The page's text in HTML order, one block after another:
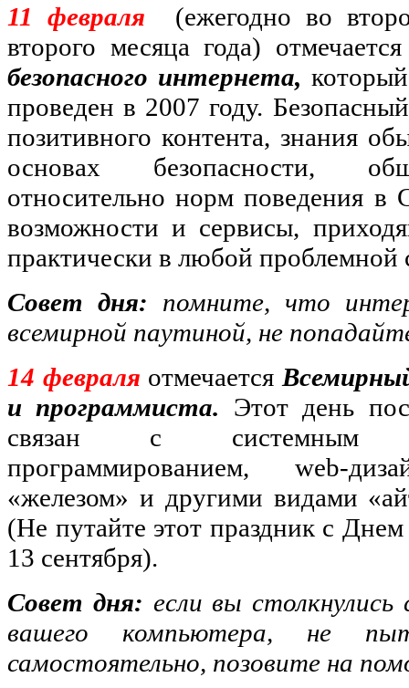
11 февраля
(ежегодно во
второго месяца года)
безопасного интернета,
проведен в 2007 году.
позитивного контента, знания
основах безопасности,
относительно норм поведения в
возможности и сервисы,
практически в любой проблемной
Совет дня: помните, что
всемирной паутиной, не
14 февраля отмечается
и программиста. Этот день
связан с системным
программированием, web-
«железом» и другими видами
(Не путайте этот праздник с
13 сентября).
Совет дня: если вы
вашего компьютера, не
самостоятельно, позовите на